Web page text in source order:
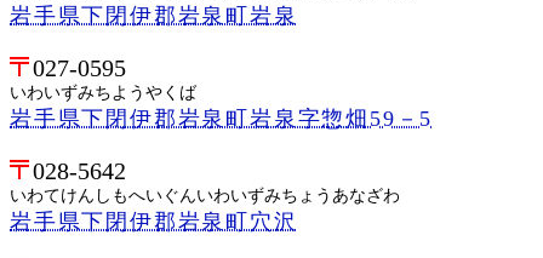
岩手県下閉伊郡岩泉町岩泉
027-0595
いわいずみちようやくば
岩手県下閉伊郡岩泉町岩泉字惣畑59－5
028-5642
いわてけんしもへいぐんいわいずみちょうあなざわ
岩手県下閉伊郡岩泉町穴沢